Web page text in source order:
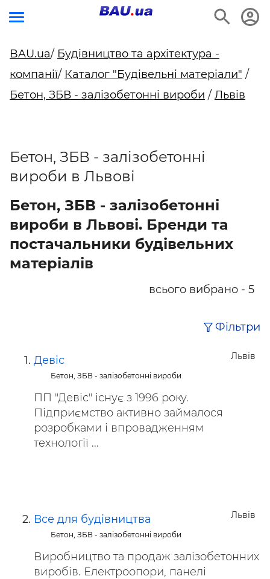
BAU.ua/ Будівництво та архітектура -
компанії/ Каталог "Будівельні матеріали" /
Бетон, ЗБВ - залізобетонні вироби / Львів
Бетон, ЗБВ - залізобетонні
вироби в Львові
Бетон, ЗБВ - залізобетонні
вироби в Львові. Бренди та
постачальники будівельних
матеріалів
всього вибрано - 5
Фільтри
Львів
Девіс
Бетон, ЗБВ - залізобетонні вироби
ПП "Девіс" існує з 1996 року.
Підприємство активно займалося
розробками і впровадженням
технології ...
Львів
Все для будівництва
Бетон, ЗБВ - залізобетонні вироби
Виробництво та продаж залізобетонних
виробів. Електроопори, панелі